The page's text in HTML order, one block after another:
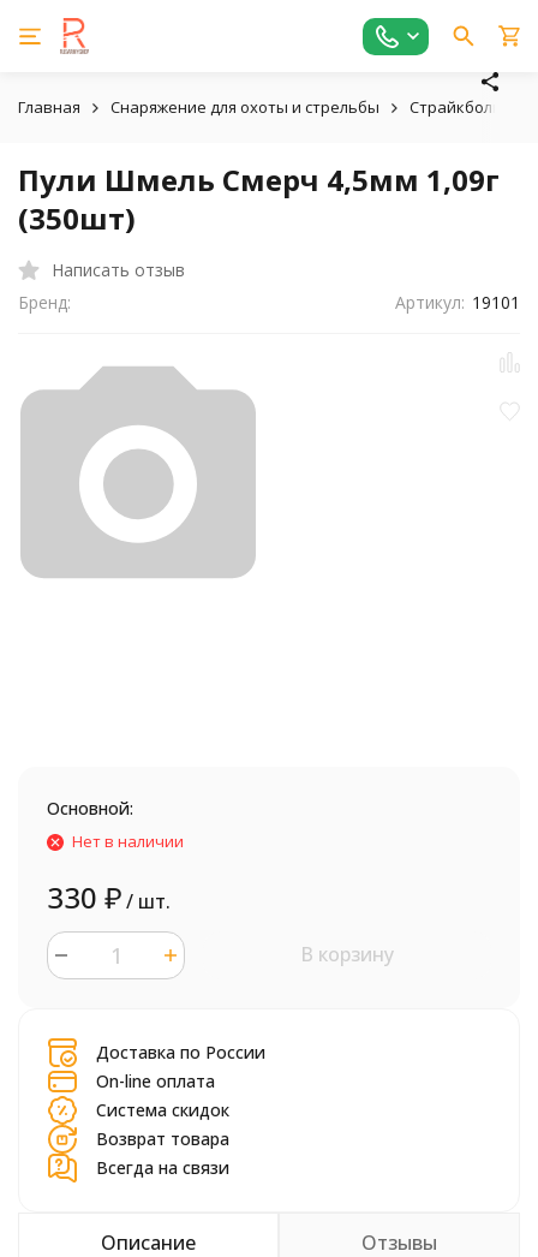
Главная Снаряжение для охоты и стрельбы
Пули Шмель Смерч 4,5мм 1,09г
(350шт)
Написать отзыв
Бренд:
Артикул: 19101
Основной:
Нет в наличии
330 ₽/ шт.
В корзину
Доставка по России
On-line оплата
Система скидок
Возврат товара
Всегда на связи
Описание Отзывы